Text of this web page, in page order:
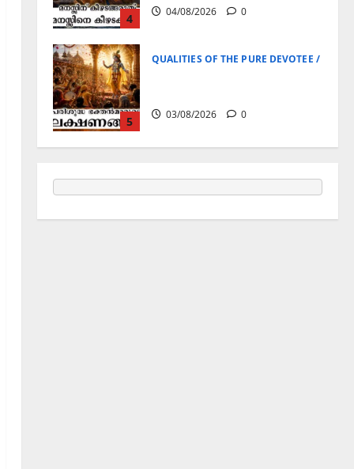
5 03/08/2026 0
1
Announcement / Upcoming Festivals
കൃഷ്ണ നാമജപവും കൃഷ്ണ
ജ്ഞാനവും
06/08/2026 0